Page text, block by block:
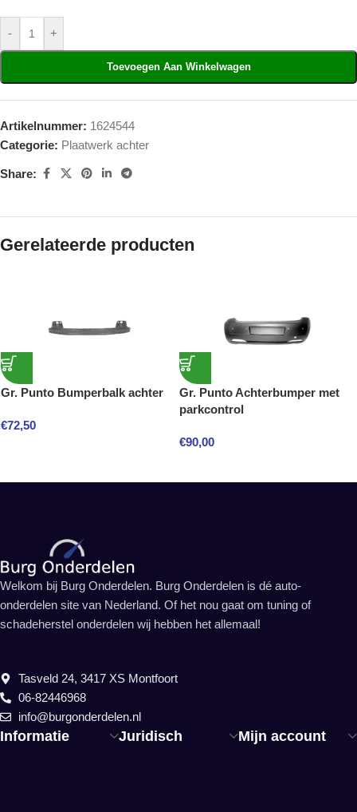
- +
Toevoegen Aan Winkelwagen
Artikelnummer: 1624544
Categorie: Plaatwerk achter
Share:
Gerelateerde producten
Gr. Punto Bumperbalk achter
€72,50
Gr. Punto Achterbumper met
parkcontrol
€90,00
Informatie Juridisch Mijn account
Welkom bij Burg Onderdelen. Burg Onderdelen is dé auto-
onderdelen site van Nederland. Of het nou gaat om tuning of
schadeherstel onderdelen wij hebben het allemaal!
Tasveld 24, 3417 XS Montfoort
06-82446968
info@burgonderdelen.nl